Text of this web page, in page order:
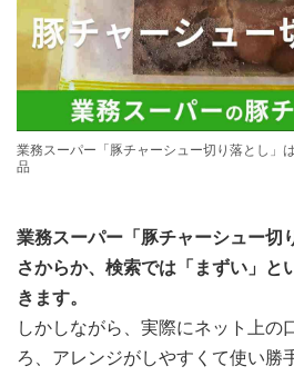
業務スーパー「豚チャーシュー切り落とし」
品
業務スーパー「豚チャーシュー切
さからか、検索では「まずい」と
きます。
しかしながら、実際にネット上の
ろ、アレンジがしやすくて使い勝